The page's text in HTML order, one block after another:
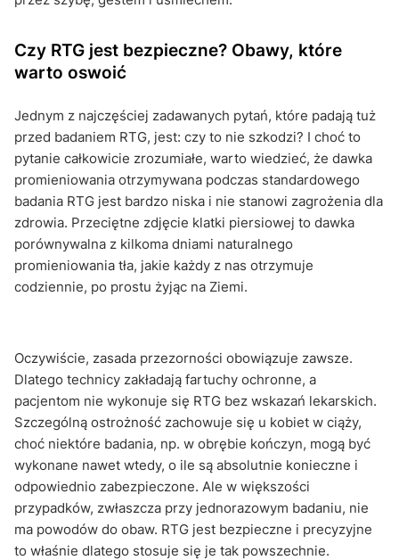
Czy RTG jest bezpieczne? Obawy, które
warto oswoić
Jednym z najczęściej zadawanych pytań, które padają tuż
przed badaniem RTG, jest: czy to nie szkodzi? I choć to
pytanie całkowicie zrozumiałe, warto wiedzieć, że dawka
promieniowania otrzymywana podczas standardowego
badania RTG jest bardzo niska i nie stanowi zagrożenia dla
zdrowia. Przeciętne zdjęcie klatki piersiowej to dawka
porównywalna z kilkoma dniami naturalnego
promieniowania tła, jakie każdy z nas otrzymuje
codziennie, po prostu żyjąc na Ziemi.
Oczywiście, zasada przezorności obowiązuje zawsze.
Dlatego technicy zakładają fartuchy ochronne, a
pacjentom nie wykonuje się RTG bez wskazań lekarskich.
Szczególną ostrożność zachowuje się u kobiet w ciąży,
choć niektóre badania, np. w obrębie kończyn, mogą być
wykonane nawet wtedy, o ile są absolutnie konieczne i
odpowiednio zabezpieczone. Ale w większości
przypadków, zwłaszcza przy jednorazowym badaniu, nie
ma powodów do obaw. RTG jest bezpieczne i precyzyjne
to właśnie dlatego stosuje się je tak powszechnie.